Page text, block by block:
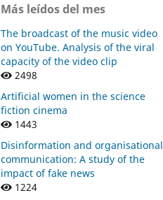
Más leídos del mes
The broadcast of the music video
on YouTube. Analysis of the viral
capacity of the video clip
2498
Artificial women in the science
fiction cinema
1443
Disinformation and organisational
communication: A study of the
impact of fake news
1224